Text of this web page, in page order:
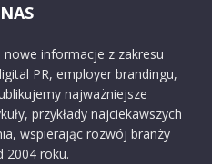
informacje z zakresu
PR, employer brandingu,
najważniejsze
przykłady najciekawszych
wspierając rozwój branży
2004 roku.